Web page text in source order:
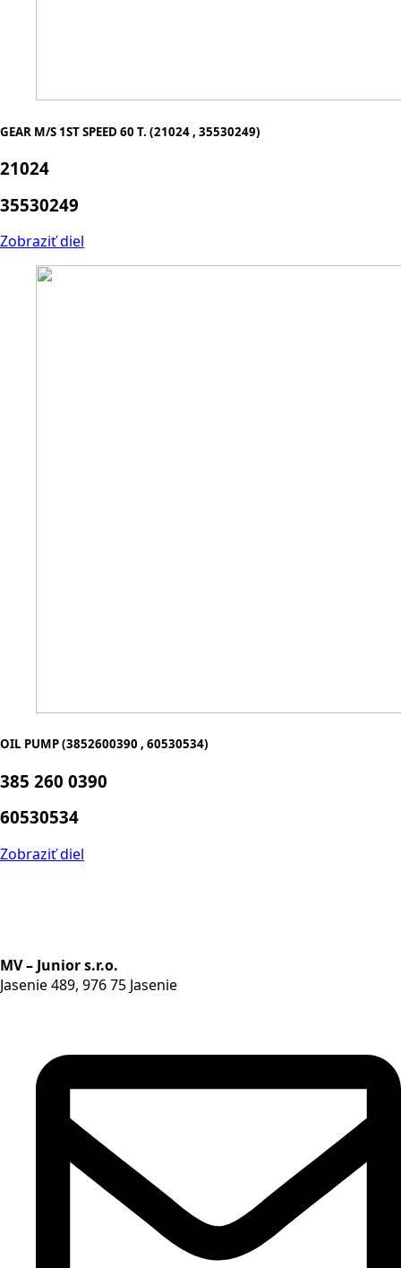
GEAR M/S 1ST SPEED 60 T. (21024 , 35530249)
21024
35530249
Zobraziť diel
OIL PUMP (3852600390 , 60530534)
385 260 0390
60530534
Zobraziť diel
MV – Junior s.r.o.
Jasenie 489, 976 75 Jasenie